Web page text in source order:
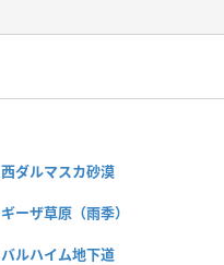
西ダルマスカ砂漠
ギーザ草原（雨季）
バルハイム地下道